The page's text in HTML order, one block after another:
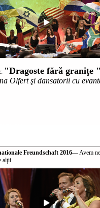
"Dragoste fără graniţe "
Olfert şi dansatorii cu
Freundschaft 2016— Avem
alţii